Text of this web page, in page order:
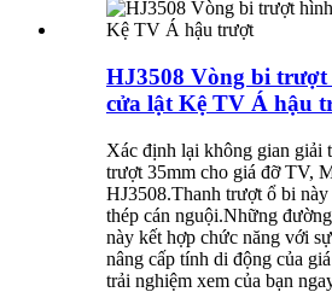
HJ3508 Vòng bi trượt
cửa lật Kệ TV Á hậu
Xác định lại không gian giải
trượt 35mm cho giá đỡ TV,
HJ3508.Thanh trượt ổ bi
thép cán nguội.Những
này kết hợp chức năng với
nâng cấp tính di động của
trải nghiệm xem của bạn